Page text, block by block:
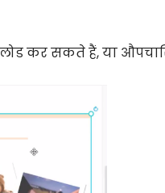
कर सकते हैं, या